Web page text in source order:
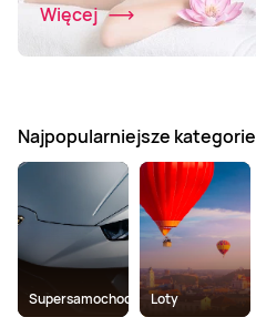
Więcej
Najpopularniejsze kategorie
Supersamochody Loty